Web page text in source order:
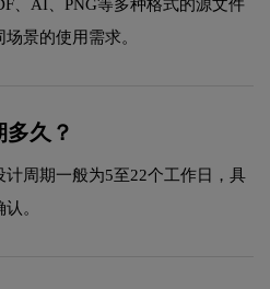
、AI、PNG等多种格式的源文件
景的使用需求。
久？
周期一般为5至22个工作日，具
。